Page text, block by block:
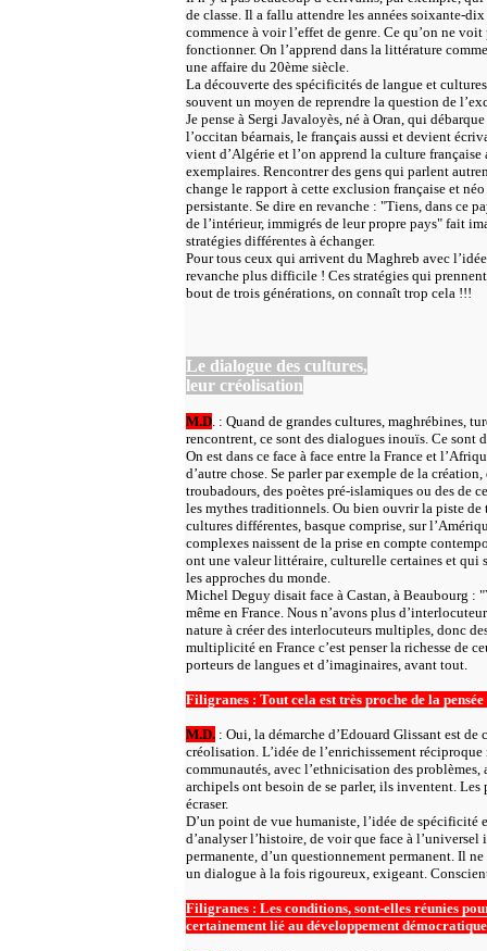
de classe. Il a fallu attendre les années soixante-
commence à voir l’effet de genre. Ce qu’on ne
fonctionner. On l’apprend dans la littérature
une affaire du 20ème siècle.
La découverte des spécificités de langue et
souvent un moyen de reprendre la question de
Je pense à Sergi Javaloyès, né à Oran, qui
l’occitan béarnais, le français aussi et devient
vient d’Algérie et l’on apprend la culture
exemplaires. Rencontrer des gens qui parlent
change le rapport à cette exclusion française et
persistante. Se dire en revanche : "Tiens, dans ce
de l’intérieur, immigrés de leur propre pays" fait
stratégies différentes à échanger.
Pour tous ceux qui arrivent du Maghreb avec
revanche plus difficile ! Ces stratégies qui
bout de trois générations, on connaît trop cela !!!
Le dialogue des cultures,
leur créolisation
M.D. : Quand de grandes cultures, maghrébines,
rencontrent, ce sont des dialogues inouïs. Ce sont
On est dans ce face à face entre la France et
d’autre chose. Se parler par exemple de la
troubadours, des poètes pré-islamiques ou des de
les mythes traditionnels. Ou bien ouvrir la piste de
cultures différentes, basque comprise, sur
complexes naissent de la prise en compte
ont une valeur littéraire, culturelle certaines et qui
les approches du monde.
Michel Deguy disait face à Castan, à Beaubourg :
même en France. Nous n’avons plus
nature à créer des interlocuteurs multiples, donc
multiplicité en France c’est penser la richesse de
porteurs de langues et d’imaginaires, avant tout.
Filigranes : Tout cela est très proche de la
M.D. : Oui, la démarche d’Edouard Glissant est
créolisation. L’idée de l’enrichissement
communautés, avec l’ethnicisation des
archipels ont besoin de se parler, ils inventent.
écraser.
D’un point de vue humaniste, l’idée de
d’analyser l’histoire, de voir que face à
permanente, d’un questionnement permanent. Il
un dialogue à la fois rigoureux, exigeant.
Filigranes : Les conditions, sont-elles réunies
certainement lié au développement démocratique